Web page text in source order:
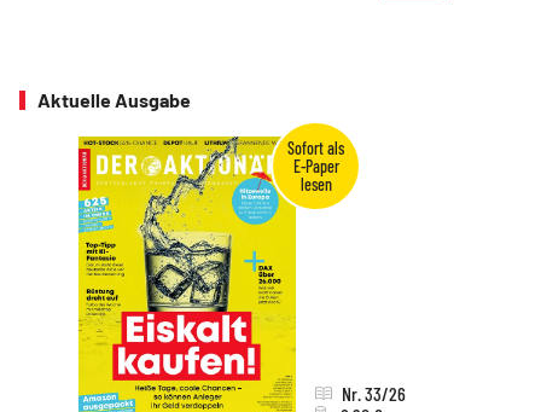
Aktuelle Ausgabe
Nr. 33/26